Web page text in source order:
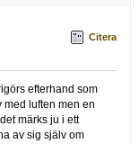
Citera
efterhand som
med luften men en
märks ju i ett
av sig själv om